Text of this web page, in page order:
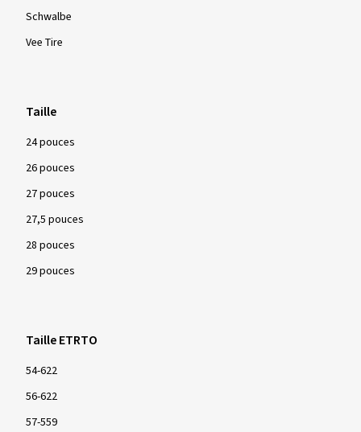
Schwalbe
Vee Tire
Taille
24 pouces
26 pouces
27 pouces
27,5 pouces
28 pouces
29 pouces
Taille ETRTO
54-622
56-622
57-559